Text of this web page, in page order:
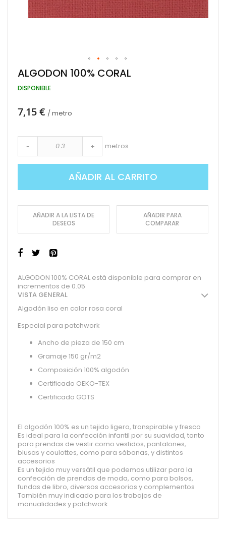
Saltar
al
comienzo
galería
ALGODON 100% CORAL
DISPONIBLE
7,15 € / metro
- + metros
AÑADIR AL CARRITO
AÑADIR A LA LISTA DE
DESEOS
AÑADIR PARA
COMPARAR
ALGODON 100% CORAL está disponible para comprar en
incrementos de 0.05
VISTA GENERAL
Algodón liso en color rosa coral
Especial para patchwork
Ancho de pieza de 150 cm
Gramaje 150 gr/m2
Composición 100% algodón
Certificado OEKO-TEX
Certificado GOTS
El algodón 100% es un tejido ligero, transpirable y fresco
Es ideal para la confección infantil por su suavidad, tanto
para prendas de vestir como vestidos, pantalones,
blusas y coulottes, como para sábanas, y distintos
accesorios
Es un tejido muy versátil que podemos utilizar para la
confección de prendas de moda, como para bolsos,
fundas de libro, diversos accesorios y complementos
También muy indicado para los trabajos de
manualidades y patchwork